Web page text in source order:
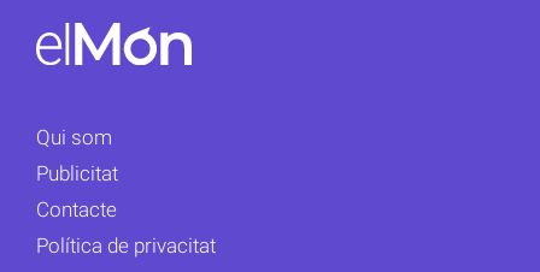
Qui som
Publicitat
Contacte
Política de privacitat